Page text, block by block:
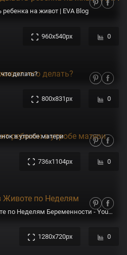
на живот | EVA Blog
960x540px 0
делать?
800x831px 0
в утробе матери
736x1104px 0
Шевеления Малыша в Животе по Неделям Беременности - YouTube
1280x720px 0